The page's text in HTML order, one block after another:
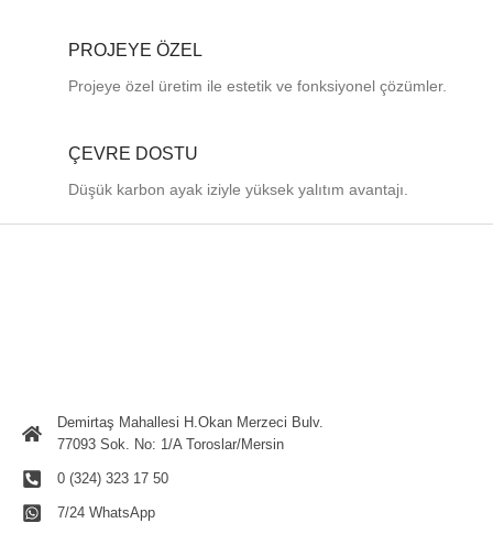
PROJEYE ÖZEL
Projeye özel üretim ile estetik ve fonksiyonel çözümler.
ÇEVRE DOSTU
Düşük karbon ayak iziyle yüksek yalıtım avantajı.
Demirtaş Mahallesi H.Okan Merzeci Bulv.
77093 Sok. No: 1/A Toroslar/Mersin
0 (324) 323 17 50
7/24 WhatsApp